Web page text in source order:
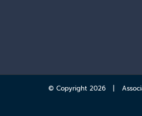
© Copyright 2026 |